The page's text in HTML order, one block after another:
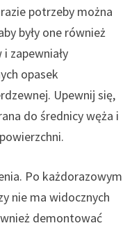
potrzeby można
były one również
zapewniały
opasek
Upewnij się,
do średnicy węża i
Po każdorazowym
nie ma widocznych
demontować